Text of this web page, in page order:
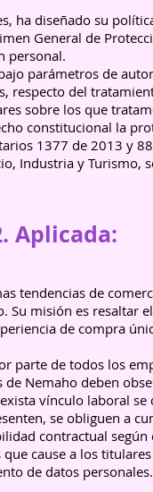
ha diseñado su
General de
personal.
parámetros de
respecto del
sobre los que
constitucional la
1377 de 2013 y
Industria y Turismo,
Aplicada:
tendencias de
Su misión es resaltar
de compra
parte de todos los
Nemaho deben
vínculo laboral
se obliguen a
contractual
cause a los
de datos personales.